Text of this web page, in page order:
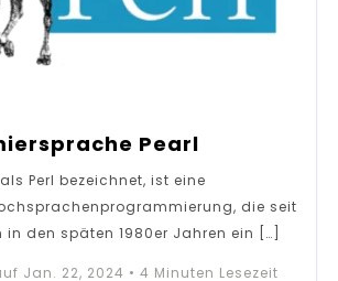
Pearl
Perl bezeichnet, ist eine
die seit
den späten 1980er Jahren ein […]
Jan. 22, 2024 • 4 Minuten Lesezeit